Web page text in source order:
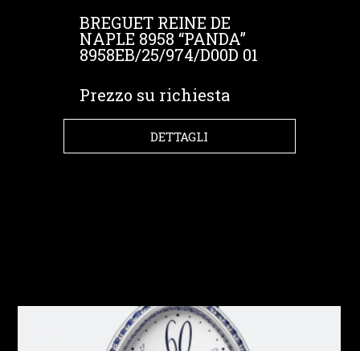
BREGUET REINE DE
NAPLE 8958 “PANDA”
8958EB/25/974/D00D 01
Prezzo su richiesta
DETTAGLI